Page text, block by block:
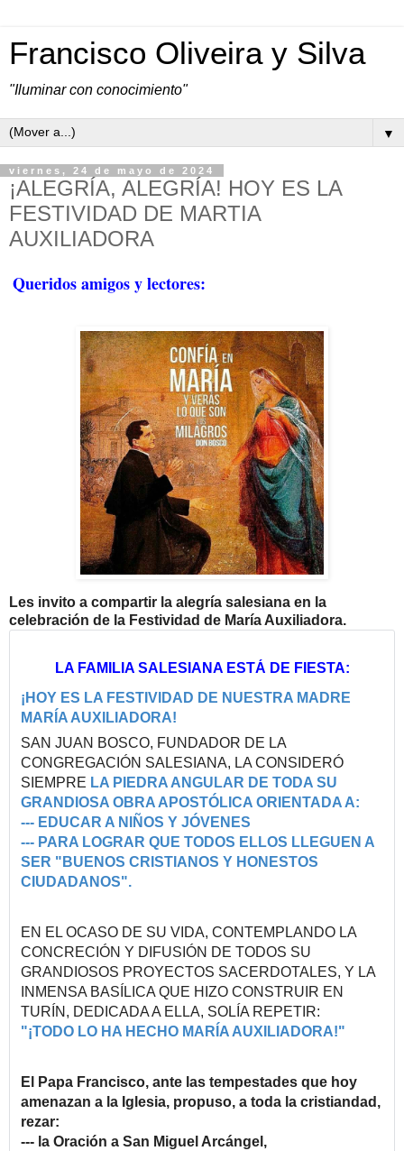
Francisco Oliveira y Silva
"Iluminar con conocimiento"
▼
viernes, 24 de mayo de 2024
¡ALEGRÍA, ALEGRÍA! HOY ES LA
FESTIVIDAD DE MARTIA
AUXILIADORA
Queridos amigos y lectores:
Les invito a compartir la alegría salesiana en la
celebración de la Festividad de María Auxiliadora.
LA FAMILIA SALESIANA ESTÁ DE FIESTA:
¡HOY ES LA FESTIVIDAD DE NUESTRA MADRE
MARÍA AUXILIADORA!
SAN JUAN BOSCO, FUNDADOR DE LA
CONGREGACIÓN SALESIANA, LA CONSIDERÓ
SIEMPRE LA PIEDRA ANGULAR DE TODA SU
GRANDIOSA OBRA APOSTÓLICA ORIENTADA A:
--- EDUCAR A NIÑOS Y JÓVENES
--- PARA LOGRAR QUE TODOS ELLOS LLEGUEN A
SER "BUENOS CRISTIANOS Y HONESTOS
CIUDADANOS".
EN EL OCASO DE SU VIDA, CONTEMPLANDO LA
CONCRECIÓN Y DIFUSIÓN DE TODOS SU
GRANDIOSOS PROYECTOS SACERDOTALES, Y LA
INMENSA BASÍLICA QUE HIZO CONSTRUIR EN
TURÍN, DEDICADA A ELLA, SOLÍA REPETIR:
"¡TODO LO HA HECHO MARÍA AUXILIADORA!"
El Papa Francisco, ante las tempestades que hoy
amenazan a la Iglesia, propuso, a toda la cristiandad,
rezar:
--- la Oración a San Miguel Arcángel,